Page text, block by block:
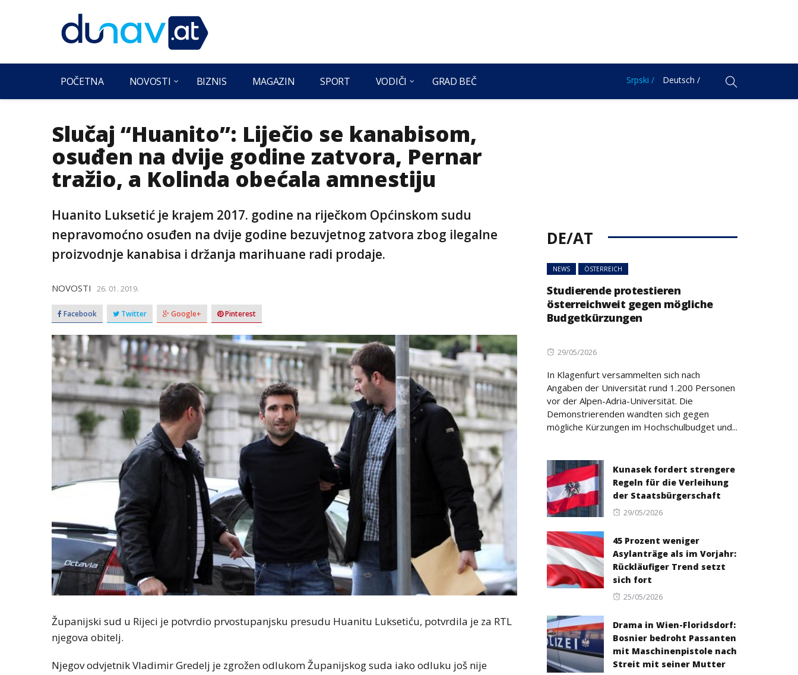
POČETNA NOVOSTI BIZNIS MAGAZIN SPORT VODIČI GRAD BEČ Srpski / Deutsch /
Slučaj “Huanito”: Liječio se kanabisom,
osuđen na dvije godine zatvora, Pernar
tražio, a Kolinda obećala amnestiju
Huanito Luksetić je krajem 2017. godine na riječkom Općinskom sudu
nepravomoćno osuđen na dvije godine bezuvjetnog zatvora zbog ilegalne
proizvodnje kanabisa i držanja marihuane radi prodaje.
NOVOSTI 26. 01. 2019.
Facebook Twitter Google+ Pinterest
Županijski sud u Rijeci je potvrdio prvostupanjsku presudu Huanitu Luksetiću, potvrdila je za RTL
njegova obitelj.
Njegov odvjetnik Vladimir Gredelj je zgrožen odlukom Županijskog suda iako odluku još nije
DE/AT
NEWS ÖSTERREICH
Studierende protestieren
österreichweit gegen mögliche
Budgetkürzungen
Posted
29/05/2026
In Klagenfurt versammelten sich nach
Angaben der Universität rund 1.200 Personen
vor der Alpen-Adria-Universität. Die
Demonstrierenden wandten sich gegen
mögliche Kürzungen im Hochschulbudget und...
Kunasek fordert strengere
Regeln für die Verleihung
der Staatsbürgerschaft
Posted
29/05/2026
45 Prozent weniger
Asylanträge als im Vorjahr:
Rückläufiger Trend setzt
sich fort
Posted
25/05/2026
Drama in Wien-Floridsdorf:
Bosnier bedroht Passanten
mit Maschinenpistole nach
Streit mit seiner Mutter